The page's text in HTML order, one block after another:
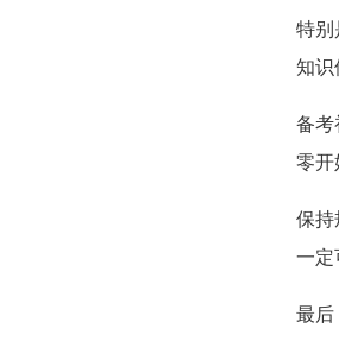
特别
知识
备考
零开
保持
一定
最后